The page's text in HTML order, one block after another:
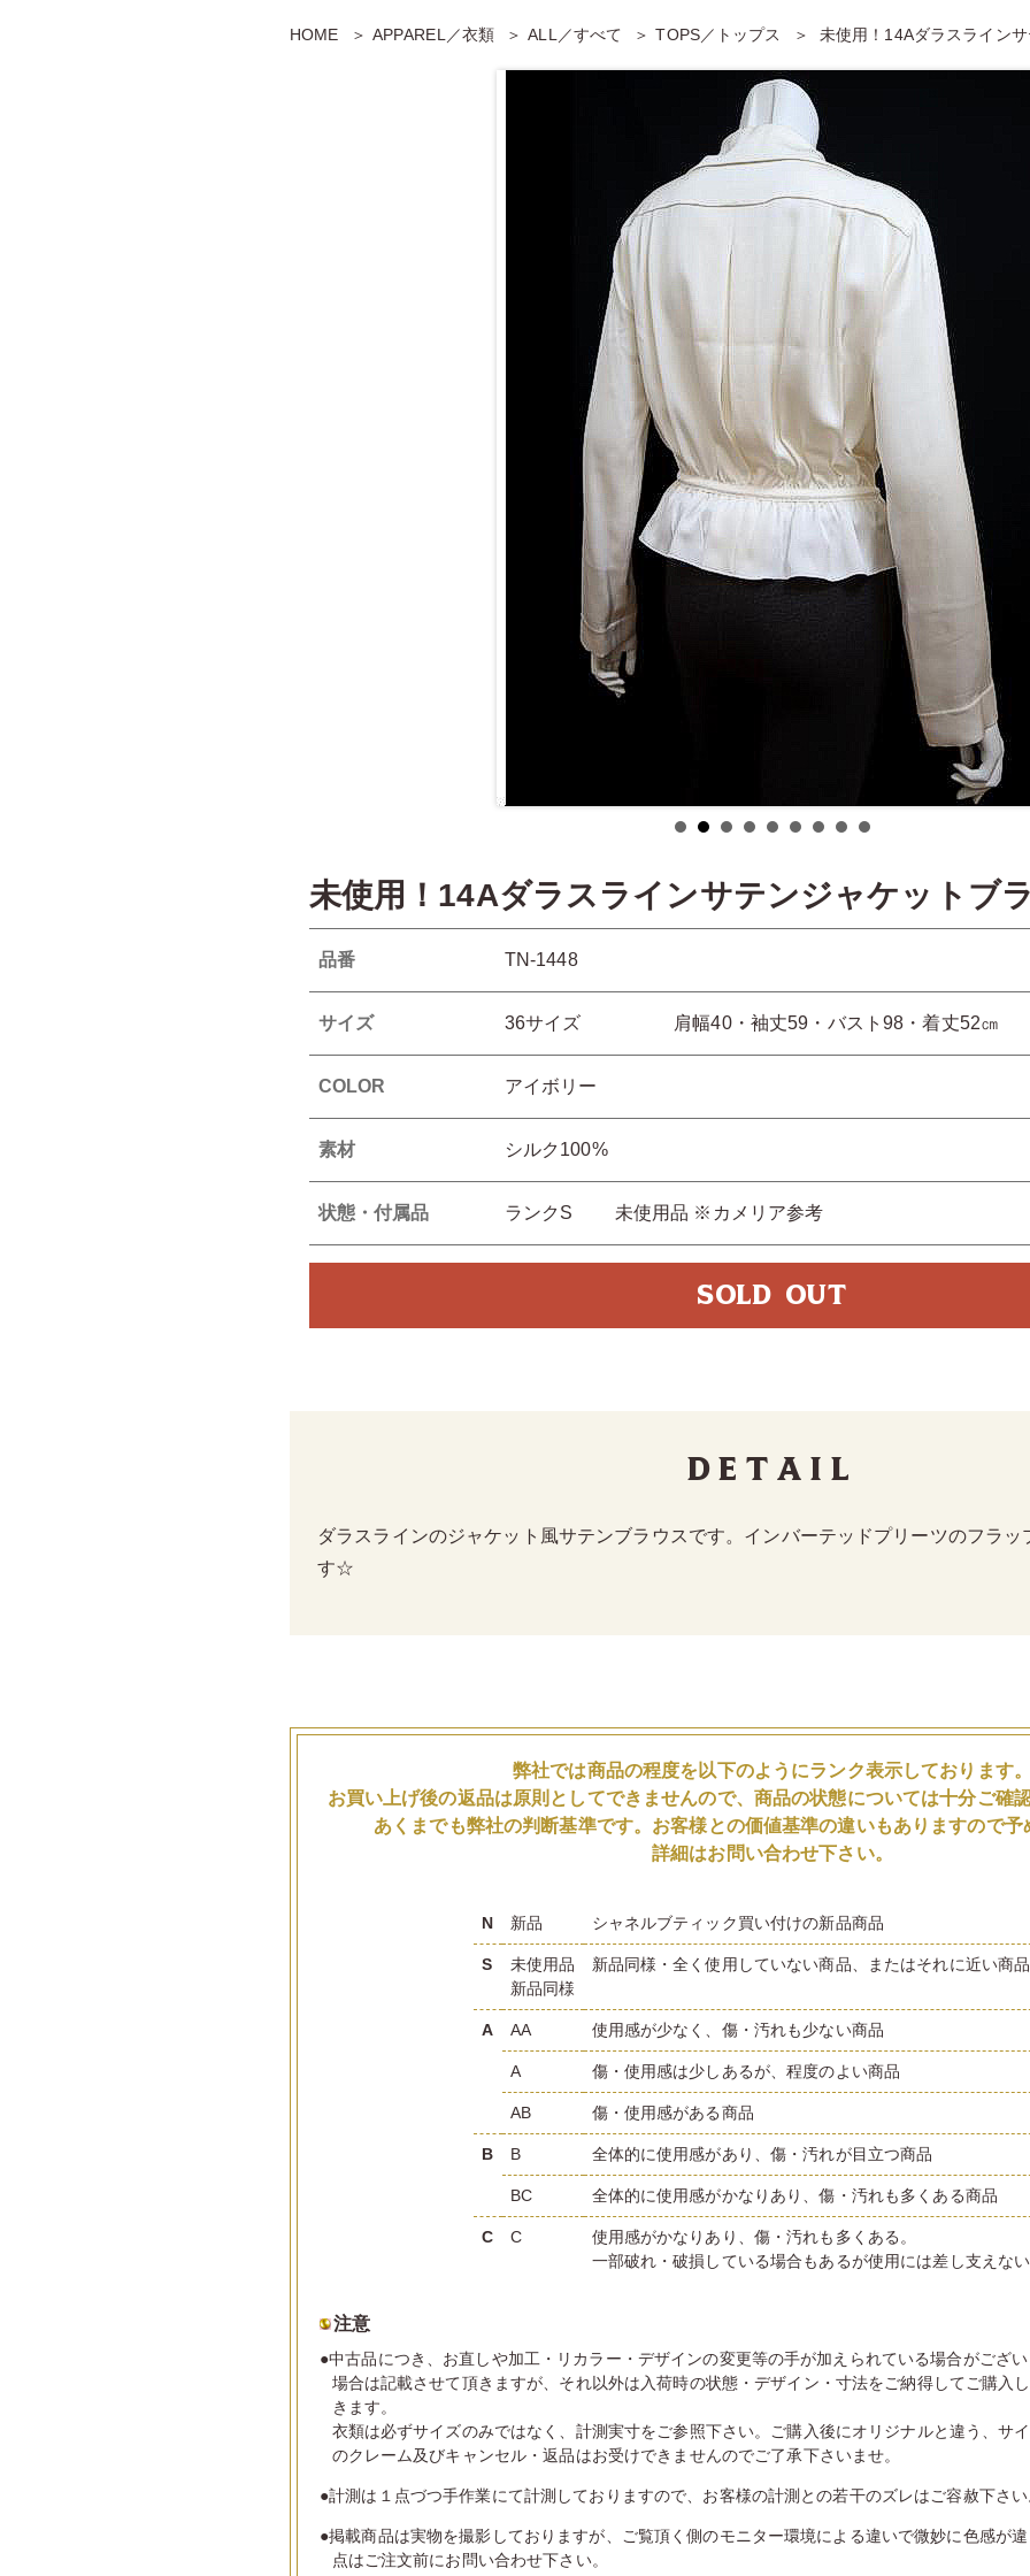
HOME APPAREL／衣類 ALL／すべて TOPS／トップス 未使用！14Aダラスライン
未使用！14Aダラスラインサテンジャケットブ
品番 TN-1448
サイズ 36サイズ 肩幅40・袖丈59・バスト98・着丈52㎝
COLOR アイボリー
素材 シルク100%
状態・付属品 ランクS 未使用品 ※カメリア参考
SOLD OUT
Detail
ダラスラインのジャケット風サテンブラウスです。インバーテッドプリーツのフラ
す☆
弊社では商品の程度を以下のようにランク表示しております
お買い上げ後の返品は原則としてできませんので、商品の状態については十分ご確
あくまでも弊社の判断基準です。お客様との価値基準の違いもありますので予
詳細はお問い合わせ下さい。
N 新品 シャネルブティック買い付けの新品商品
S
未使用品
新品同様
新品同様・全く使用していない商品、またはそれに近い商品
A AA 使用感が少なく、傷・汚れも少ない商品
A 傷・使用感は少しあるが、程度のよい商品
AB 傷・使用感がある商品
B B 全体的に使用感があり、傷・汚れが目立つ商品
BC 全体的に使用感がかなりあり、傷・汚れも多くある商品
C C
使用感がかなりあり、傷・汚れも多くある。
一部破れ・破損している場合もあるが使用には差し支えな
注意
●中古品につき、お直しや加工・リカラー・デザインの変更等の手が加えられている場合がござ
場合は記載させて頂きますが、それ以外は入荷時の状態・デザイン・寸法をご納得してご購入
きます。
衣類は必ずサイズのみではなく、計測実寸をご参照下さい。ご購入後にオリジナルと違う、サ
のクレーム及びキャンセル・返品はお受けできませんのでご了承下さいませ。
●計測は１点づつ手作業にて計測しておりますので、お客様の計測との若干のズレはご容赦下さ
●掲載商品は実物を撮影しておりますが、ご覧頂く側のモニター環境による違いで微妙に色感が
点はご注文前にお問い合わせ下さい。